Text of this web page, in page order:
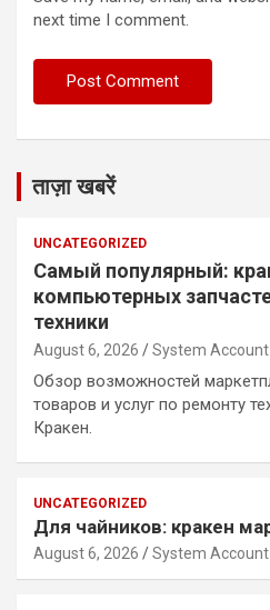
next time I comment.
ताज़ा खबरें
UNCATEGORIZED
Самый популярный:
компьютерных
техники
August 6, 2026 System Account
Обзор возможностей
товаров и услуг по ремонту
Кракен.
UNCATEGORIZED
Для чайников: кракен
August 6, 2026 System Account